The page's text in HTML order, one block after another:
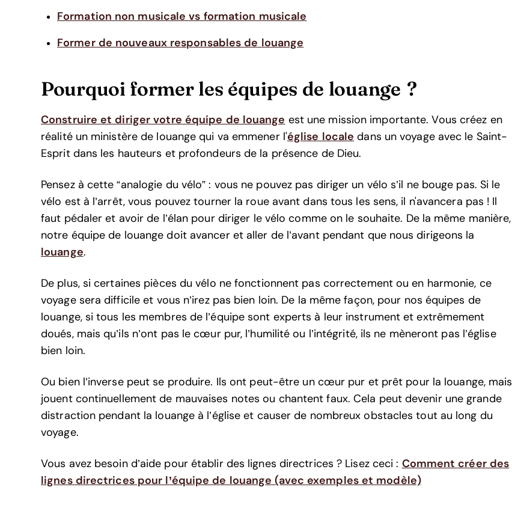
Formation non musicale vs formation musicale
Former de nouveaux responsables de louange
Pourquoi former les équipes de louange ?
Construire et diriger votre équipe de louange est une mission importante. Vous créez en
réalité un ministère de louange qui va emmener l'église locale dans un voyage avec le Saint-
Esprit dans les hauteurs et profondeurs de la présence de Dieu.
Pensez à cette “analogie du vélo” : vous ne pouvez pas diriger un vélo s’il ne bouge pas. Si le
vélo est à l’arrêt, vous pouvez tourner la roue avant dans tous les sens, il n'avancera pas ! Il
faut pédaler et avoir de l’élan pour diriger le vélo comme on le souhaite. De la même manière,
notre équipe de louange doit avancer et aller de l’avant pendant que nous dirigeons la
louange.
De plus, si certaines pièces du vélo ne fonctionnent pas correctement ou en harmonie, ce
voyage sera difficile et vous n’irez pas bien loin. De la même façon, pour nos équipes de
louange, si tous les membres de l’équipe sont experts à leur instrument et extrêmement
doués, mais qu’ils n’ont pas le cœur pur, l’humilité ou l’intégrité, ils ne mèneront pas l’église
bien loin.
Ou bien l’inverse peut se produire. Ils ont peut-être un cœur pur et prêt pour la louange, mais
jouent continuellement de mauvaises notes ou chantent faux. Cela peut devenir une grande
distraction pendant la louange à l’église et causer de nombreux obstacles tout au long du
voyage.
Vous avez besoin d’aide pour établir des lignes directrices ? Lisez ceci : Comment créer des
lignes directrices pour l’équipe de louange (avec exemples et modèle)